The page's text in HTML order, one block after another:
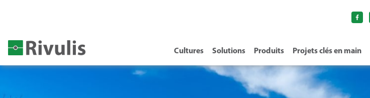
Cultures Solutions Produits Projets clés en main